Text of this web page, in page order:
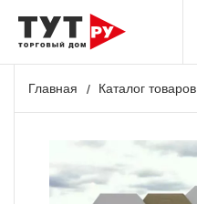
Главная Каталог товаров